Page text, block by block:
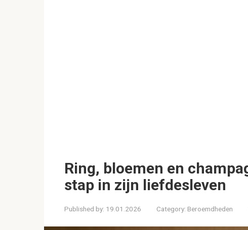
Ring, bloemen en
stap in zijn liefdesleven
Published by: 19.01.2026 Category: Beroemdheden